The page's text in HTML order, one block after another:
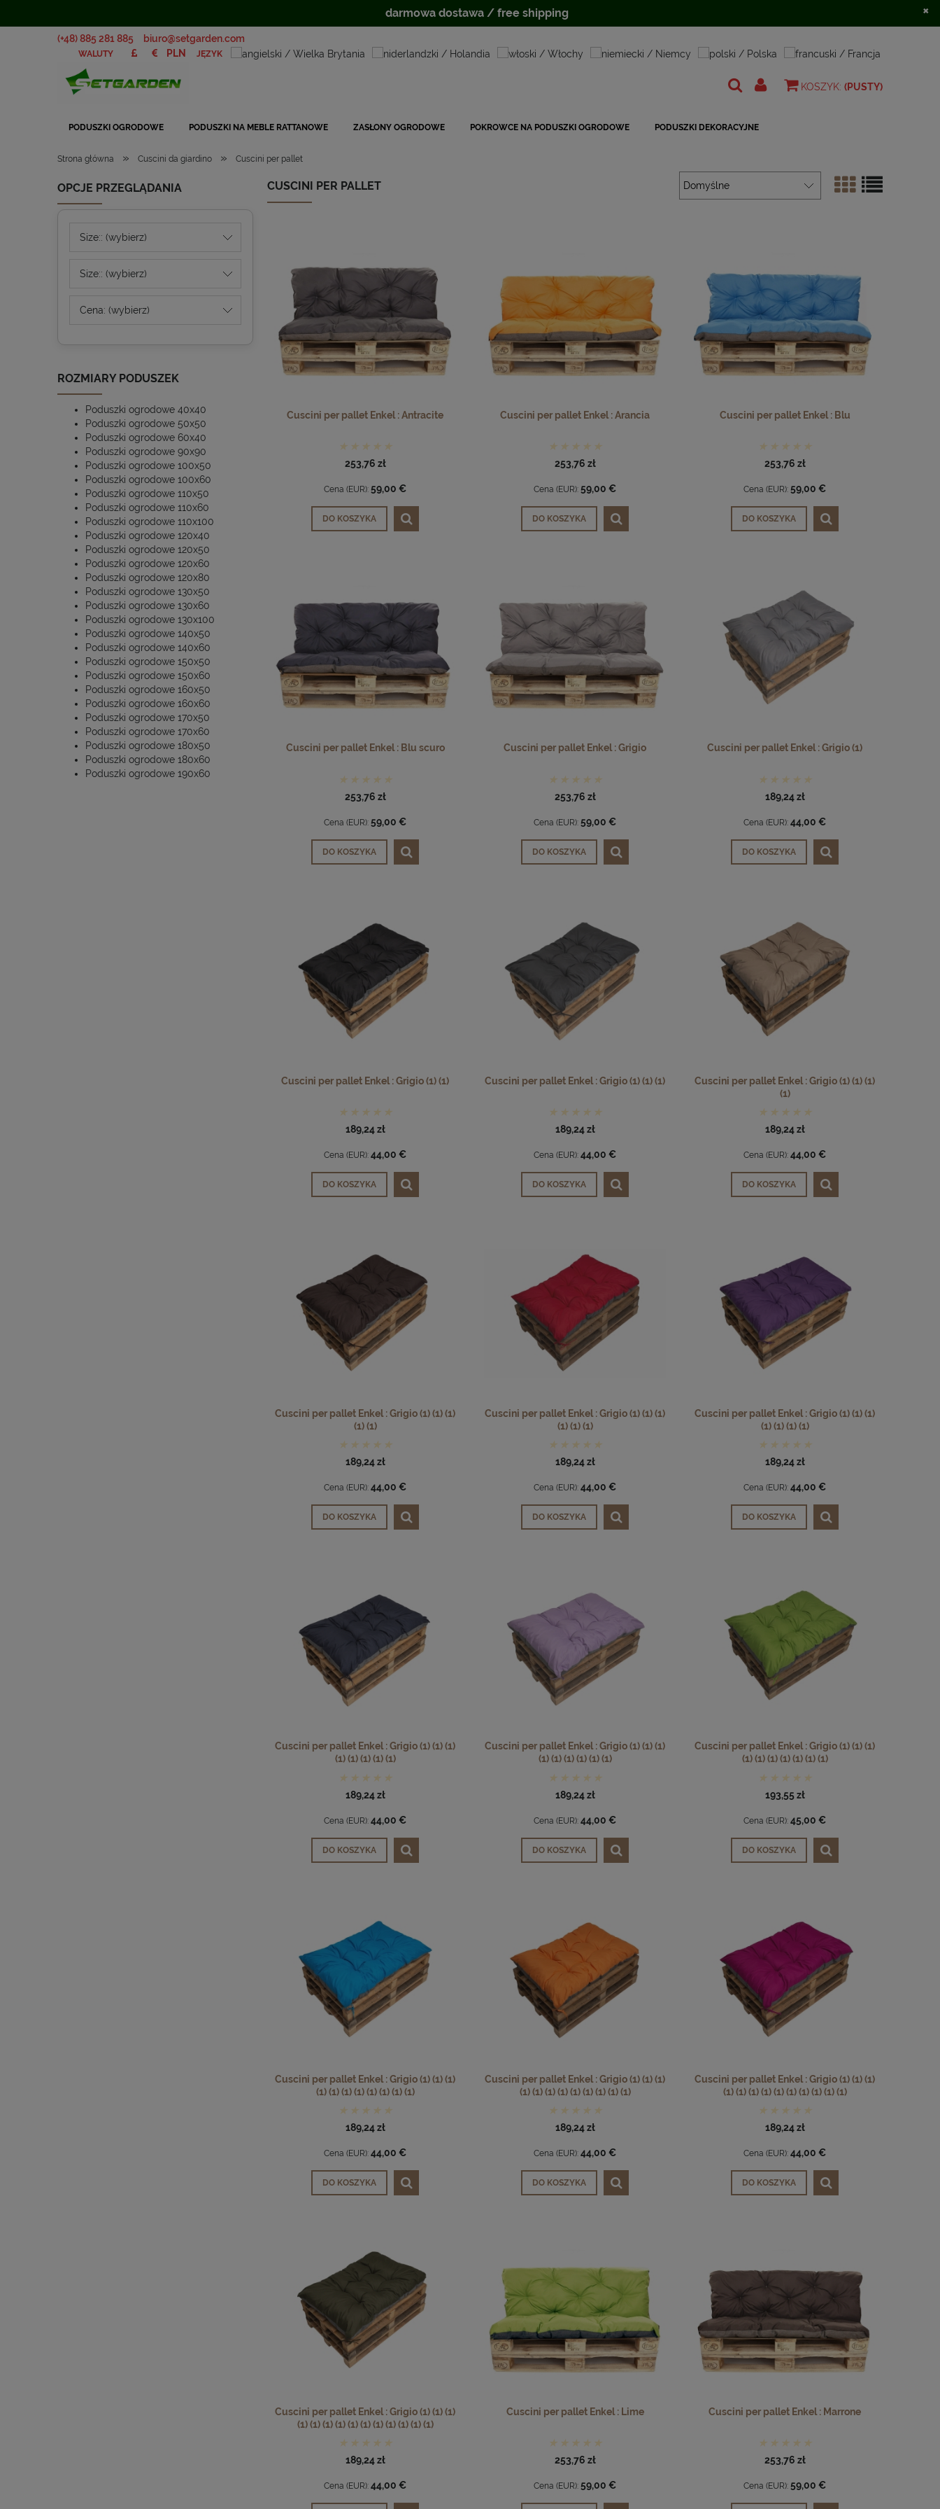
(+48) 885 281 885 biuro@setgarden.com
JĘZYK
WALUTY
KOSZYK: (PUSTY)
PODUSZKI OGRODOWE PODUSZKI NA MEBLE RATTANOWE ZASŁONY OGRODOWE POKROWCE NA PODUSZKI OGRODOWE PODUSZKI DEKORACYJNE
Strona główna » Cuscini da giardino » Cuscini per pallet
OPCJE PRZEGLĄDANIA
Size:: (wybierz)
Size:: (wybierz)
Cena: (wybierz)
ROZMIARY PODUSZEK
Poduszki ogrodowe 40x40
Poduszki ogrodowe 50x50
Poduszki ogrodowe 60x40
Poduszki ogrodowe 90x90
Poduszki ogrodowe 100x50
Poduszki ogrodowe 100x60
Poduszki ogrodowe 110x50
Poduszki ogrodowe 110x60
Poduszki ogrodowe 110x100
Poduszki ogrodowe 120x40
Poduszki ogrodowe 120x50
Poduszki ogrodowe 120x60
Poduszki ogrodowe 120x80
Poduszki ogrodowe 130x50
Poduszki ogrodowe 130x60
Poduszki ogrodowe 130x100
Poduszki ogrodowe 140x50
Poduszki ogrodowe 140x60
Poduszki ogrodowe 150x50
Poduszki ogrodowe 150x60
Poduszki ogrodowe 160x50
Poduszki ogrodowe 160x60
Poduszki ogrodowe 170x50
Poduszki ogrodowe 170x60
Poduszki ogrodowe 180x50
Poduszki ogrodowe 180x60
Poduszki ogrodowe 190x60
CUSCINI PER PALLET
Cuscini per pallet Enkel : Antracite
253,76 zł
Cena (EUR): 59,00 €
DO KOSZYKA
Cuscini per pallet Enkel : Arancia
253,76 zł
Cena (EUR): 59,00 €
DO KOSZYKA
Cuscini per pallet Enkel : Blu
253,76 zł
Cena (EUR): 59,00 €
DO KOSZYKA
Cuscini per pallet Enkel : Blu scuro
253,76 zł
Cena (EUR): 59,00 €
DO KOSZYKA
Cuscini per pallet Enkel : Grigio
253,76 zł
Cena (EUR): 59,00 €
DO KOSZYKA
Cuscini per pallet Enkel : Grigio (1)
189,24 zł
Cena (EUR): 44,00 €
DO KOSZYKA
Cuscini per pallet Enkel : Grigio (1) (1)
189,24 zł
Cena (EUR): 44,00 €
DO KOSZYKA
Cuscini per pallet Enkel : Grigio (1) (1) (1)
189,24 zł
Cena (EUR): 44,00 €
DO KOSZYKA
Cuscini per pallet Enkel : Grigio (1) (1) (1)
(1)
189,24 zł
Cena (EUR): 44,00 €
DO KOSZYKA
Cuscini per pallet Enkel : Grigio (1) (1) (1)
(1) (1)
189,24 zł
Cena (EUR): 44,00 €
DO KOSZYKA
Cuscini per pallet Enkel : Grigio (1) (1) (1)
(1) (1) (1)
189,24 zł
Cena (EUR): 44,00 €
DO KOSZYKA
Cuscini per pallet Enkel : Grigio (1) (1) (1)
(1) (1) (1) (1)
189,24 zł
Cena (EUR): 44,00 €
DO KOSZYKA
Cuscini per pallet Enkel : Grigio (1) (1) (1)
(1) (1) (1) (1) (1)
189,24 zł
Cena (EUR): 44,00 €
DO KOSZYKA
Cuscini per pallet Enkel : Grigio (1) (1) (1)
(1) (1) (1) (1) (1) (1)
189,24 zł
Cena (EUR): 44,00 €
DO KOSZYKA
Cuscini per pallet Enkel : Grigio (1) (1) (1)
(1) (1) (1) (1) (1) (1) (1)
193,55 zł
Cena (EUR): 45,00 €
DO KOSZYKA
Cuscini per pallet Enkel : Grigio (1) (1) (1)
(1) (1) (1) (1) (1) (1) (1) (1)
189,24 zł
Cena (EUR): 44,00 €
DO KOSZYKA
Cuscini per pallet Enkel : Grigio (1) (1) (1)
(1) (1) (1) (1) (1) (1) (1) (1) (1)
189,24 zł
Cena (EUR): 44,00 €
DO KOSZYKA
Cuscini per pallet Enkel : Grigio (1) (1) (1)
(1) (1) (1) (1) (1) (1) (1) (1) (1) (1)
189,24 zł
Cena (EUR): 44,00 €
DO KOSZYKA
Cuscini per pallet Enkel : Grigio (1) (1) (1)
(1) (1) (1) (1) (1) (1) (1) (1) (1) (1) (1)
189,24 zł
Cena (EUR): 44,00 €
Cuscini per pallet Enkel : Lime
253,76 zł
Cena (EUR): 59,00 €
Cuscini per pallet Enkel : Marrone
253,76 zł
Cena (EUR): 59,00 €
darmowa dostawa / free shipping ×